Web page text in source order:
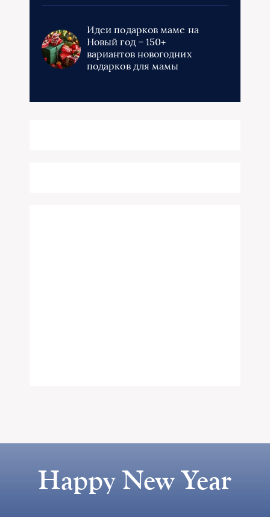
Идеи подарков маме на
Новый год – 150+
вариантов новогодних
подарков для мамы
Happy New Year